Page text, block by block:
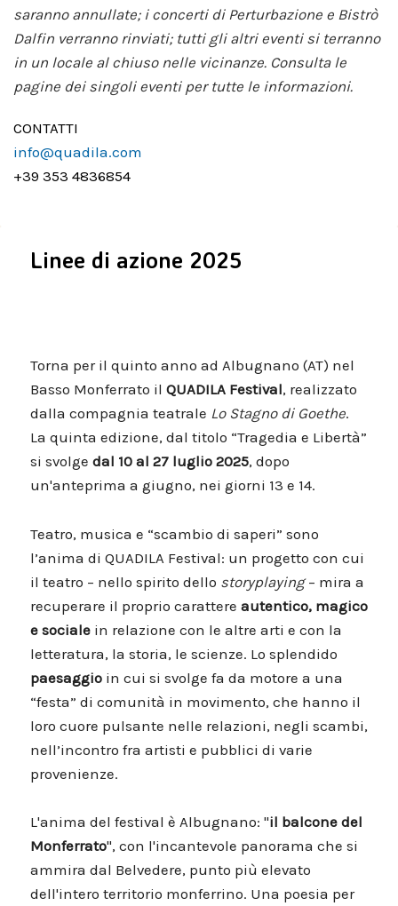
saranno annullate; i concerti di Perturbazione e Bistrò
Dalfin verranno rinviati; tutti gli altri eventi si terranno
in un locale al chiuso nelle vicinanze. Consulta le
pagine dei singoli eventi per tutte le informazioni.
CONTATTI
info@quadila.com
+39 353 4836854
Linee di azione 2025
Torna per il quinto anno ad Albugnano (AT) nel
Basso Monferrato il QUADILA Festival, realizzato
dalla compagnia teatrale Lo Stagno di Goethe.
La quinta edizione, dal titolo “Tragedia e Libertà”
si svolge dal 10 al 27 luglio 2025, dopo
un'anteprima a giugno, nei giorni 13 e 14.
Teatro, musica e “scambio di saperi” sono
l’anima di QUADILA Festival: un progetto con cui
il teatro – nello spirito dello storyplaying– mira a
recuperare il proprio carattere autentico, magico
e socialein relazione con le altre arti e con la
letteratura, la storia, le scienze. Lo splendido
paesaggioin cui si svolge fa da motore a una
“festa” di comunità in movimento, che hanno il
loro cuore pulsante nelle relazioni, negli scambi,
nell’incontro fra artisti e pubblici di varie
provenienze.
L'anima del festival è Albugnano: "il balcone del
Monferrato", con l'incantevole panorama che si
ammira dal Belvedere, punto più elevato
dell'intero territorio monferrino. Una poesia per